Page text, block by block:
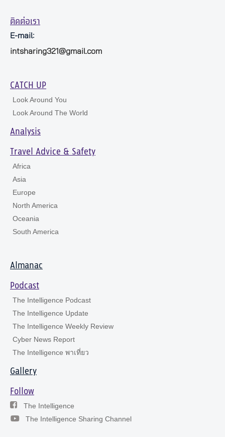
ติดต่อเรา
E-mail:
intsharing321@gmail.com
CATCH UP
Look Around You
Look Around The World
Analysis
Travel Advice & Safety
Africa
Asia
Europe
North America
Oceania
South America
Almanac
Podcast
The Intelligence Podcast
The Intelligence Update
The Intelligence Weekly Review
Cyber News Report
The Intelligence พาเที่ยว
Gallery
Follow
The Intelligence
The Intelligence Sharing Channel